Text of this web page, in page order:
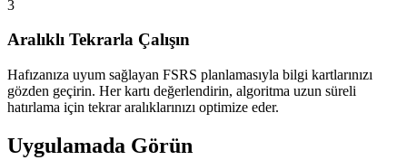
3
Aralıklı Tekrarla Çalışın
Hafızanıza uyum sağlayan FSRS planlamasıyla bilgi kartlarınızı
gözden geçirin. Her kartı değerlendirin, algoritma uzun süreli
hatırlama için tekrar aralıklarınızı optimize eder.
Uygulamada Görün